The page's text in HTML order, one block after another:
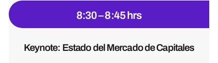
8:30 – 8:45 hrs
Keynote: Estado del Mercado de Capitales